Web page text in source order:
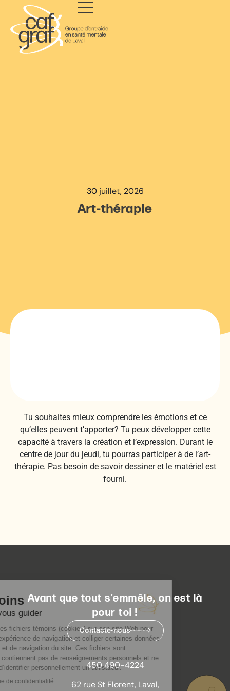
30 juillet, 2026
Art-thérapie
Tu souhaites mieux comprendre les émotions et ce
qu’elles peuvent t’apporter? Tu peux développer cette
capacité à travers la création et l’expression. Durant le
centre de jour du jeudi, tu pourras participer à de l’art-
thérapie. Pas besoin de savoir dessiner et le matériel est
fourni.
Avant que tout s'emmêle, on est là
pour toi !
Contacte-nous
450 490-4224
62 rue St Florent, Laval,